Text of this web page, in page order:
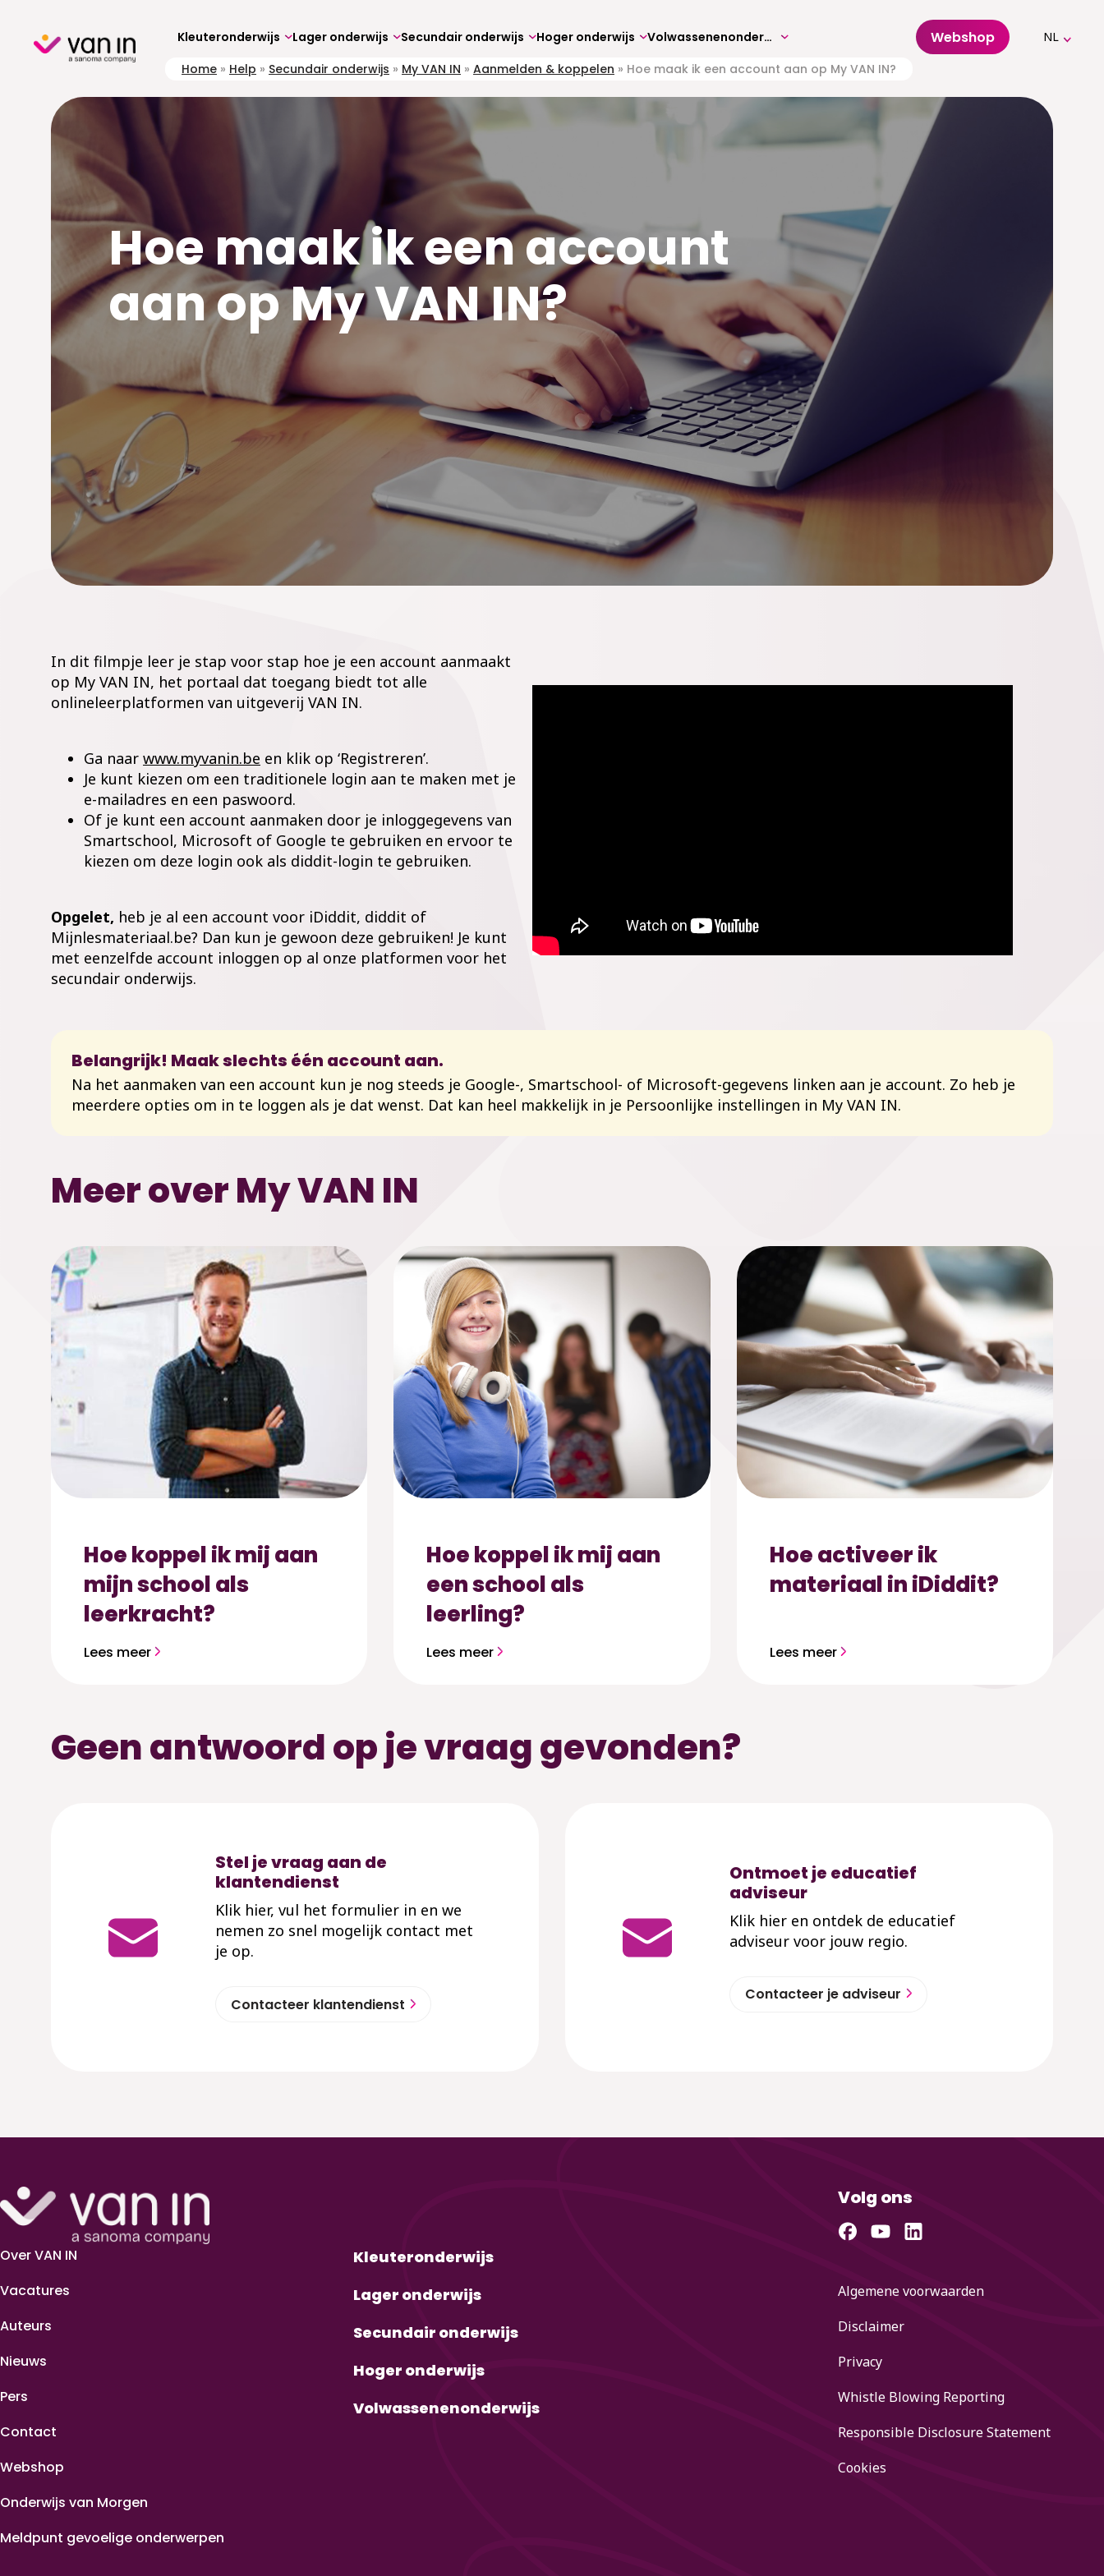
content Kleuteronderwijs Lager onderwijs Secundair onderwijs Hoger onderwijs Volwassenenonderwijs Webshop NL
Home » Help » Secundair onderwijs » My VAN IN » Aanmelden & koppelen » Hoe maak ik een account aan op My VAN IN?
Hoe maak ik een account
aan op My VAN IN?
In dit filmpje leer je stap voor stap hoe je een account aanmaakt
op My VAN IN, het portaal dat toegang biedt tot alle
onlineleerplatformen van uitgeverij VAN IN.
Ga naar www.myvanin.be en klik op ‘Registreren’.
Je kunt kiezen om een traditionele login aan te maken met je
e-mailadres en een paswoord.
Of je kunt een account aanmaken door je inloggegevens van
Smartschool, Microsoft of Google te gebruiken en ervoor te
kiezen om deze login ook als diddit-login te gebruiken.
Opgelet, heb je al een account voor iDiddit, diddit of
Mijnlesmateriaal.be? Dan kun je gewoon deze gebruiken! Je kunt
met eenzelfde account inloggen op al onze platformen voor het
secundair onderwijs.
Belangrijk! Maak slechts één account aan.
Na het aanmaken van een account kun je nog steeds je Google-, Smartschool- of Microsoft-gegevens linken aan je account. Zo heb je
meerdere opties om in te loggen als je dat wenst. Dat kan heel makkelijk in je Persoonlijke instellingen in My VAN IN.
Meer over My VAN IN
Hoe koppel ik mij aan
mijn school als
leerkracht?
Lees meer
Hoe koppel ik mij aan
een school als
leerling?
Lees meer
Hoe activeer ik
materiaal in iDiddit?
Lees meer
Geen antwoord op je vraag gevonden?
Stel je vraag aan de
klantendienst
Klik hier, vul het formulier in en we
nemen zo snel mogelijk contact met
je op.
Contacteer klantendienst
Ontmoet je educatief
adviseur
Klik hier en ontdek de educatief
adviseur voor jouw regio.
Contacteer je adviseur
Over VAN IN
Vacatures
Auteurs
Nieuws
Pers
Contact
Webshop
Onderwijs van Morgen
Meldpunt gevoelige onderwerpen
Kleuteronderwijs
Lager onderwijs
Secundair onderwijs
Hoger onderwijs
Volwassenenonderwijs
Volg ons
Algemene voorwaarden
Disclaimer
Privacy
Whistle Blowing Reporting
Responsible Disclosure Statement
Cookies